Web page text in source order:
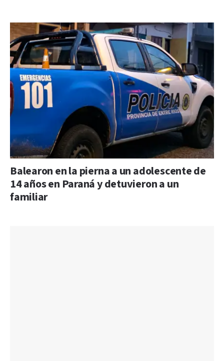
Balearon en la pierna a un adolescente de
14 años en Paraná y detuvieron a un
familiar